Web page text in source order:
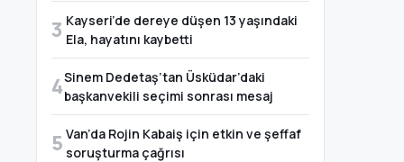
3 Kayseri’de dereye düşen 13 yaşındaki
Ela, hayatını kaybetti
4Sinem Dedetaş’tan Üsküdar’daki
başkanvekili seçimi sonrası mesaj
5 Van’da Rojin Kabaiş için etkin ve şeffaf
soruşturma çağrısı